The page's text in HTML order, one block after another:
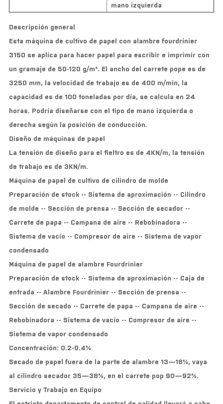
mano izquierda
Descripción general
Esta máquina de cultivo de papel con alambre fourdrinier
3150 se aplica para hacer papel para escribir e imprimir con
un gramaje de 50-120 g/m². El ancho del carrete pope es de
3250 mm, la velocidad de trabajo es de 400 m/min, la
capacidad es de 100 toneladas por día, se calcula en 24
horas. Podría diseñarse con el tipo de mano izquierda o
derecha según la posición de conducción.
Diseño de máquinas de papel
La tensión de diseño para el fieltro es de 4KN/m, la tensión
de trabajo es de 3KN/m.
Máquina de papel de cultivo de cilindro de molde
Preparación de stock -- Sistema de aproximación -- Cilindro
de molde -- Sección de prensa -- Sección de secador --
Carrete de papa -- Campana de aire -- Rebobinadora --
Sistema de vacío -- Compresor de aire -- Sistema de vapor
condensado
Máquina de papel de alambre Fourdrinier
Preparación de stock -- Sistema de aproximación -- Caja de
entrada -- Alambre Fourdrinier -- Sección de prensa --
Sección de secado -- Carrete de papa -- Campana de aire --
Rebobinadora -- Sistema de vacío -- Compresor de aire --
Sistema de vapor condensado
Concentración: 0.2-0.4%
Secado de papel fuera de la parte de alambre 13—18%, vaya
al cilindro secador 35—38%, en el carrete pop 90—92%.
Servicio y Trabajo en Equipo